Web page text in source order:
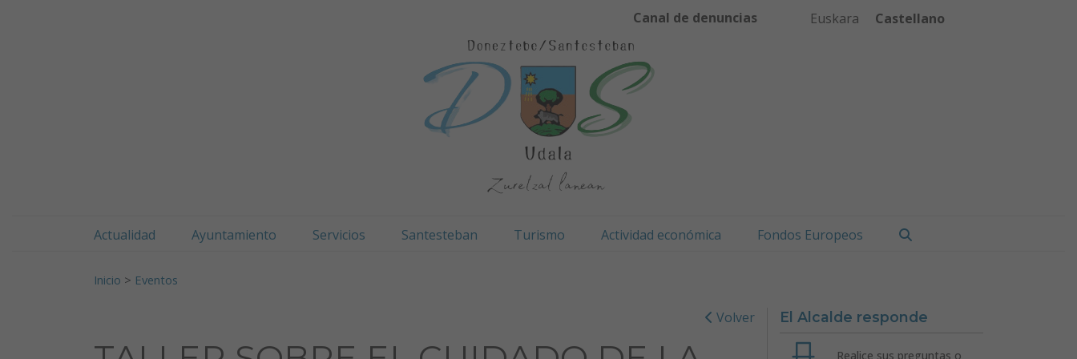
Canal de denuncias Euskara Castellano
Actualidad Ayuntamiento Servicios Santesteban Turismo Actividad económica Fondos Europeos
Inicio > Eventos
Volver El Alcalde responde
Realice sus preguntas o